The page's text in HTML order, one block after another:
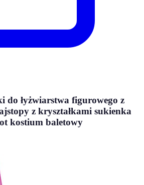
do łyżwiarstwa figurowego z
z kryształkami sukienka
kostium baletowy